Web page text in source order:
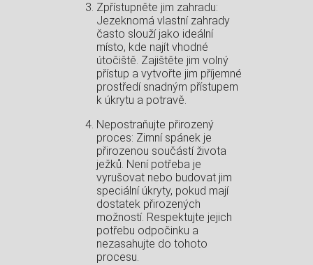
Zpřístupněte jim zahradu:
Jezeknomá vlastní zahrady
často slouží jako ideální
místo, kde najít vhodné
útočiště. Zajištěte jim volný
přístup a vytvořte jim příjemné
prostředí snadným přístupem
k úkrytu a potravě.
Nepostraňujte přirozený
proces: Zimní spánek je
přirozenou součástí života
ježků. Není potřeba je
vyrušovat nebo budovat jim
speciální úkryty, pokud mají
dostatek přirozených
možností. Respektujte jejich
potřebu odpočinku a
nezasahujte do tohoto
procesu.